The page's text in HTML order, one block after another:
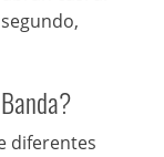
diferentes